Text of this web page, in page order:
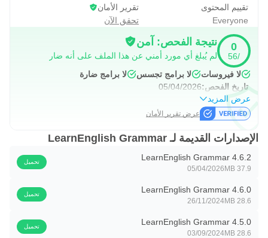
تقييم المحتوى
Everyone
تقرير الأمان
تحقق الآن
0
/56
نتيجة الفحص: آمن
لم يُبلغ أي مورد أمني عن هذا الملف على أنه ضار
لا فيروسات
لا برامج تجسس
لا برامج ضارة
تاريخ الفحص:05/04/2026
عرض المزيد
عرض تقرير الأمان
الإصدارات القديمة لـ LearnEnglish Grammar
LearnEnglish Grammar 4.6.2
37.9 MB
05/04/2026
تحميل
LearnEnglish Grammar 4.6.0
28.6 MB
26/11/2024
تحميل
LearnEnglish Grammar 4.5.0
28.6 MB
03/09/2024
تحميل